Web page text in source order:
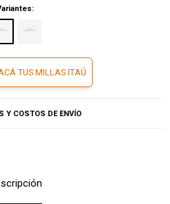
TUS MILLAS ITAÚ
Y COSTOS DE ENVÍO